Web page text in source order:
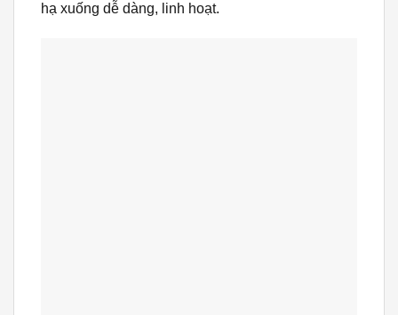
hạ xuống dễ dàng, linh hoạt.